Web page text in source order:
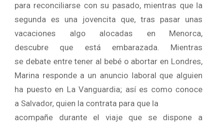
para reconciliarse con su pasado, mientras que la
segunda es una jovencita que, tras pasar unas
vacaciones algo alocadas en Menorca,
descubre que está embarazada. Mientras
se debate entre tener al bebé o abortar en Londres,
Marina responde a un anuncio laboral que alguien
ha puesto en La Vanguardia; así es como conoce
a Salvador, quien la contrata para que la
acompañe durante el viaje que se dispone a